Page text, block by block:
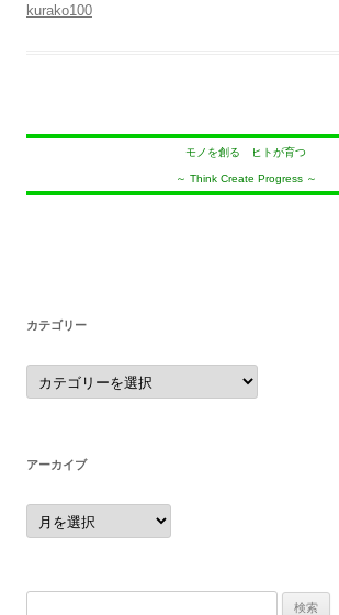
kurako100
モノを創る ヒトが育つ
～ Think Create Progress ～
カテゴリー
カ
テ
ゴ
アーカイブ
ア
ー
カ